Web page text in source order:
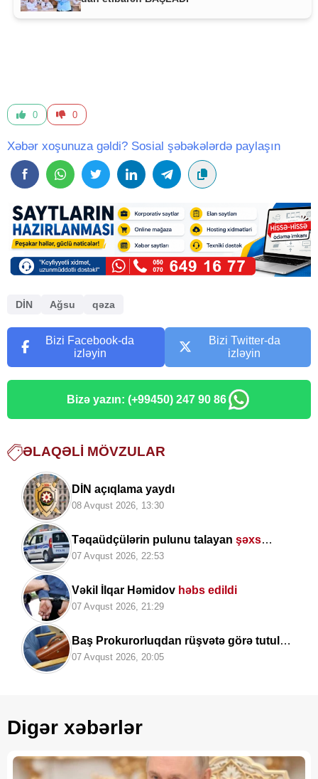
0 0
Xəbər xoşunuza gəldi? Sosial şəbəkələrdə paylaşın
DİN Ağsu qəza
Bizi Facebook-da
izləyin
Bizi Twitter-da
izləyin
Bizə yazın: (+99450) 247 90 86
ƏLAQƏLI MÖVZULAR
DİN açıqlama yaydı
08 Avqust 2026, 13:30
Təqaüdçülərin pulunu talayan şəxs
saxlanıldı
07 Avqust 2026, 22:53
Vəkil İlqar Həmidov həbs edildi
07 Avqust 2026, 21:29
Baş Prokurorluqdan rüşvətə görə tutulan
vəzifəli şəxslərlə bağlı MƏLUMAT
07 Avqust 2026, 20:05
Digər xəbərlər